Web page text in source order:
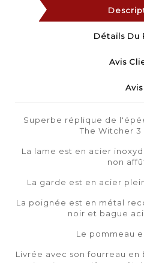
Détails Du
Avis
Avis
Superbe réplique de
The Witcher 3
La lame est en acier
non
La garde est en acier
La poignée est en métal
noir et bague
Le pommeau
Livrée avec son fourreau